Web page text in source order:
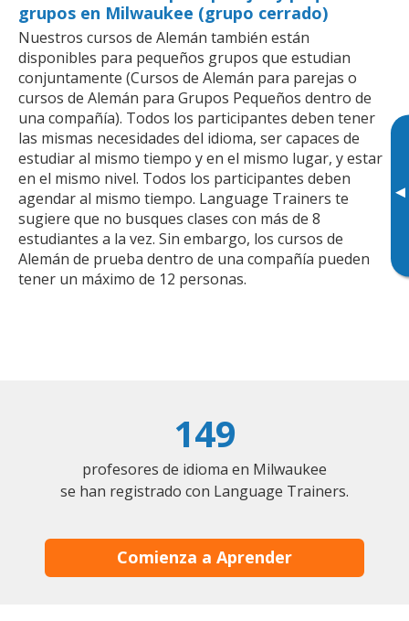
▸
grupos en Milwaukee (grupo cerrado)
Nuestros cursos de Alemán también están
disponibles para pequeños grupos que estudian
conjuntamente (Cursos de Alemán para parejas o
cursos de Alemán para Grupos Pequeños dentro de
una compañía). Todos los participantes deben tener
las mismas necesidades del idioma, ser capaces de
estudiar al mismo tiempo y en el mismo lugar, y estar
en el mismo nivel. Todos los participantes deben
agendar al mismo tiempo. Language Trainers te
sugiere que no busques clases con más de 8
estudiantes a la vez. Sin embargo, los cursos de
Alemán de prueba dentro de una compañía pueden
tener un máximo de 12 personas.
149
profesores de idioma en Milwaukee
se han registrado con Language Trainers.
Comienza a Aprender